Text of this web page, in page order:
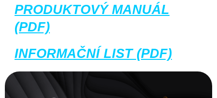
PRODUKTOVÝ MANUÁL
(PDF)
INFORMAČNÍ LIST (PDF)